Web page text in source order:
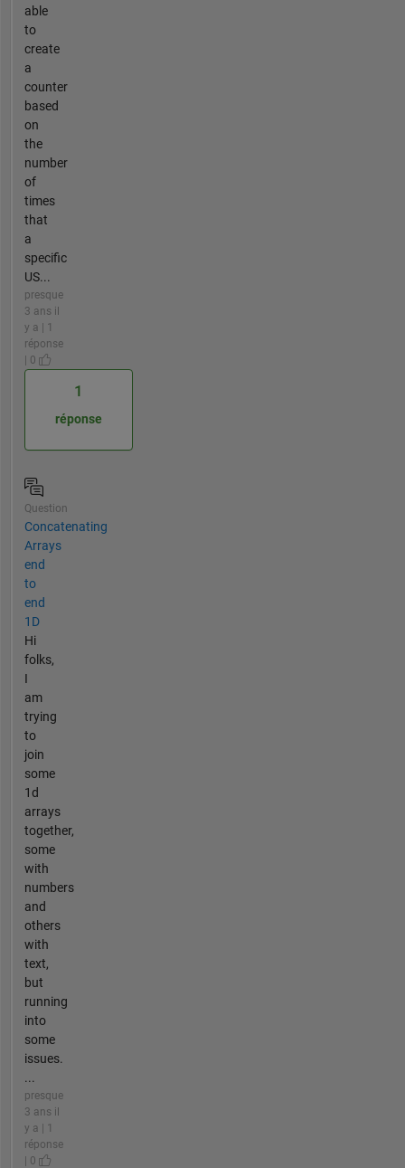
able
to
create
a
counter
based
on
the
number
of
times
that
a
specific
US...
presque
3 ans il
y a | 1
réponse
| 0
1
réponse
Question
Concatenating
Arrays
end
to
end
1D
Hi
folks,
I
am
trying
to
join
some
1d
arrays
together,
some
with
numbers
and
others
with
text,
but
running
into
some
issues.
...
presque
3 ans il
y a | 1
réponse
| 0